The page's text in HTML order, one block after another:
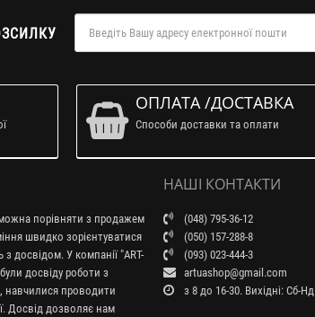
ОПЛАТА /ДОСТАВКА
Способи доставки та оплати
можна порівняти з продажем
швидко зорієнтуватися
досвідом. У компанії "ART-
досвіду роботи з
навчилися проводити
Досвід дозволяє нам
НАШІ КОНТАКТИ
(048) 795-36-12
(050) 157-288-8
(093) 023-444-3
artuashop@gmail.com
з 8 до 16-30. Вихідні: Сб-Нд